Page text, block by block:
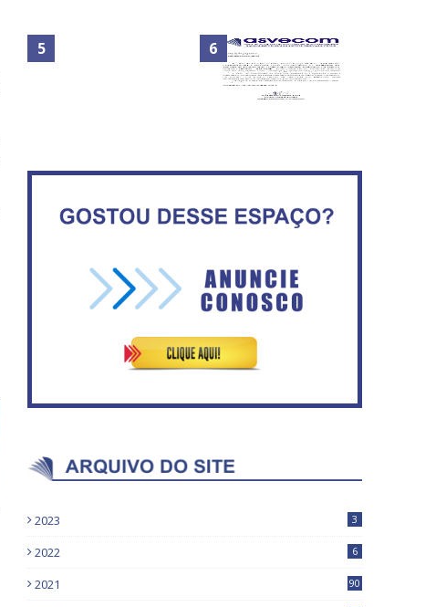
No Brasil do golpe, 61,5 mi
de consumidores estão
Circulação de ar no túnel
esforço para prevenir e
combater queimadas
ASVECOM: Renúncia Ana
Neves
2023 3
2022 6
2021 90